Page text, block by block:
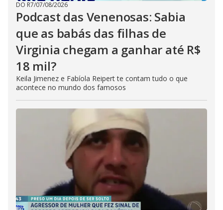
DO R7/07/08/2026
Podcast das Venenosas: Sabia
que as babás das filhas de
Virginia chegam a ganhar até R$
18 mil?
Keila Jimenez e Fabíola Reipert te contam tudo o que
acontece no mundo dos famosos